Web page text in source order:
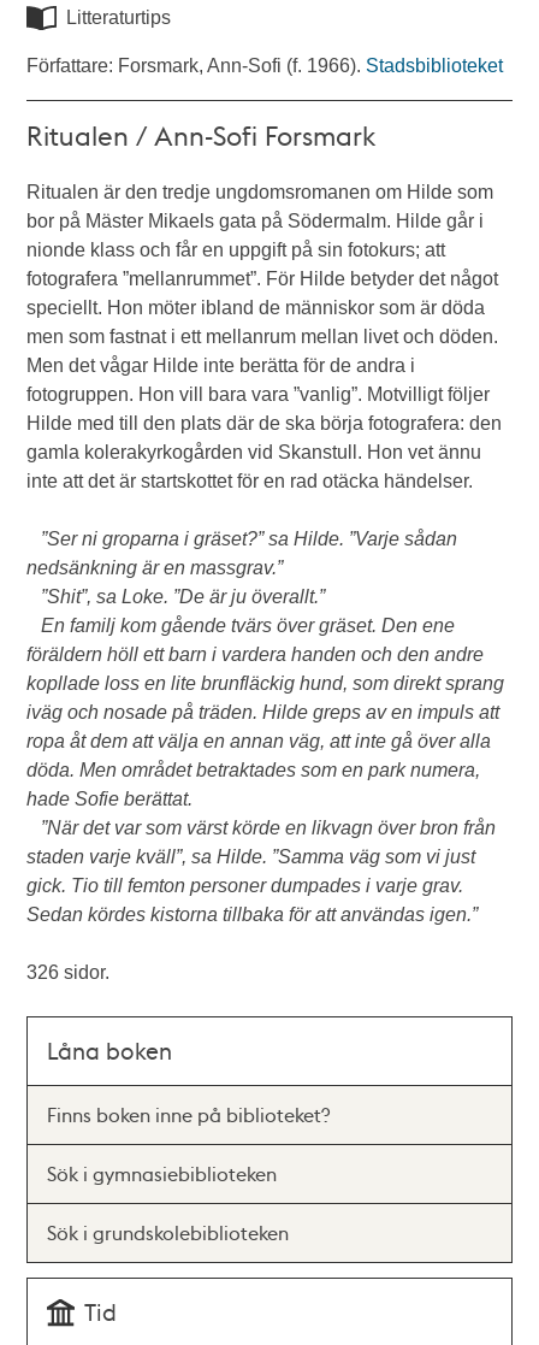
Litteraturtips
Författare: Forsmark, Ann-Sofi (f. 1966). Stadsbiblioteket
Ritualen / Ann-Sofi Forsmark
Ritualen är den tredje ungdomsromanen om Hilde som
bor på Mäster Mikaels gata på Södermalm. Hilde går i
nionde klass och får en uppgift på sin fotokurs; att
fotografera ”mellanrummet”. För Hilde betyder det något
speciellt. Hon möter ibland de människor som är döda
men som fastnat i ett mellanrum mellan livet och döden.
Men det vågar Hilde inte berätta för de andra i
fotogruppen. Hon vill bara vara ”vanlig”. Motvilligt följer
Hilde med till den plats där de ska börja fotografera: den
gamla kolerakyrkogården vid Skanstull. Hon vet ännu
inte att det är startskottet för en rad otäcka händelser.
”Ser ni groparna i gräset?” sa Hilde. ”Varje sådan
nedsänkning är en massgrav.”
”Shit”, sa Loke. ”De är ju överallt.”
En familj kom gående tvärs över gräset. Den ene
föräldern höll ett barn i vardera handen och den andre
kopllade loss en lite brunfläckig hund, som direkt sprang
iväg och nosade på träden. Hilde greps av en impuls att
ropa åt dem att välja en annan väg, att inte gå över alla
döda. Men området betraktades som en park numera,
hade Sofie berättat.
”När det var som värst körde en likvagn över bron från
staden varje kväll”, sa Hilde. ”Samma väg som vi just
gick. Tio till femton personer dumpades i varje grav.
Sedan kördes kistorna tillbaka för att användas igen.”
326 sidor.
Låna boken
Finns boken inne på biblioteket?
Sök i gymnasiebiblioteken
Sök i grundskolebiblioteken
Tid